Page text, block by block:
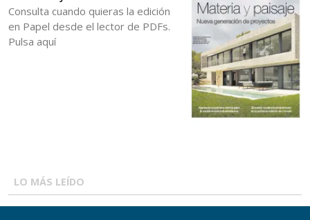
Consulta cuando quieras la edición
en Papel desde el lector de PDFs.
Pulsa aquí
LO MÁS LEÍDO